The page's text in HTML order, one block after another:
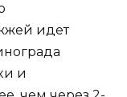
идет
и